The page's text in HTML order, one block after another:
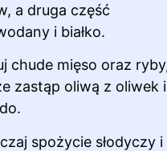
a druga część
i białko.
chude mięso oraz
zastąp oliwą z oliwek i
spożycie słodyczy i